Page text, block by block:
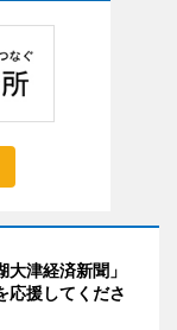
津経済新聞」
応援してくださ